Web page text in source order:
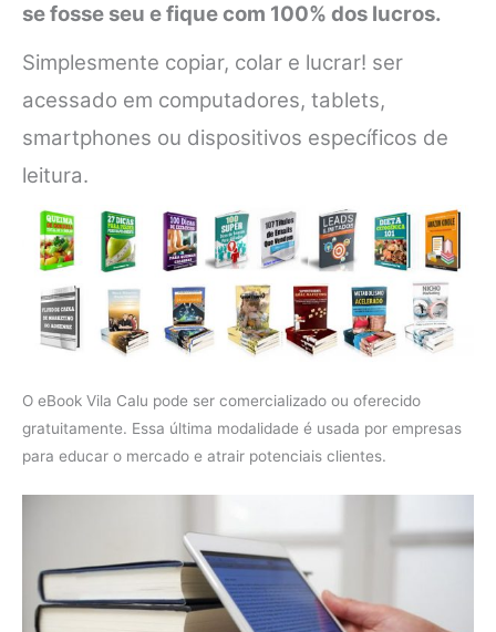
se fosse seu e fique com 100% dos lucros.
Simplesmente copiar, colar e lucrar! ser
acessado em computadores, tablets,
smartphones ou dispositivos específicos de
leitura.
O eBook Vila Calu pode ser comercializado ou oferecido
gratuitamente. Essa última modalidade é usada por empresas
para educar o mercado e atrair potenciais clientes.